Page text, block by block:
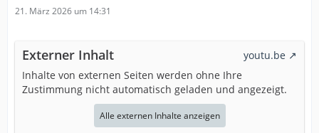
21. März 2026 um 14:31
Externer Inhalt
youtu.be
Inhalte von externen Seiten werden ohne Ihre
Zustimmung nicht automatisch geladen und angezeigt.
Alle externen Inhalte anzeigen